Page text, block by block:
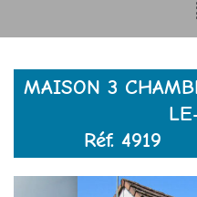
MAISON 3
Réf.